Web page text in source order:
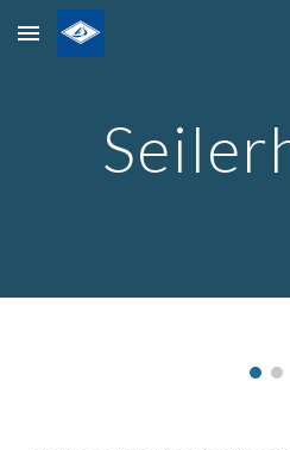
Skip to main content